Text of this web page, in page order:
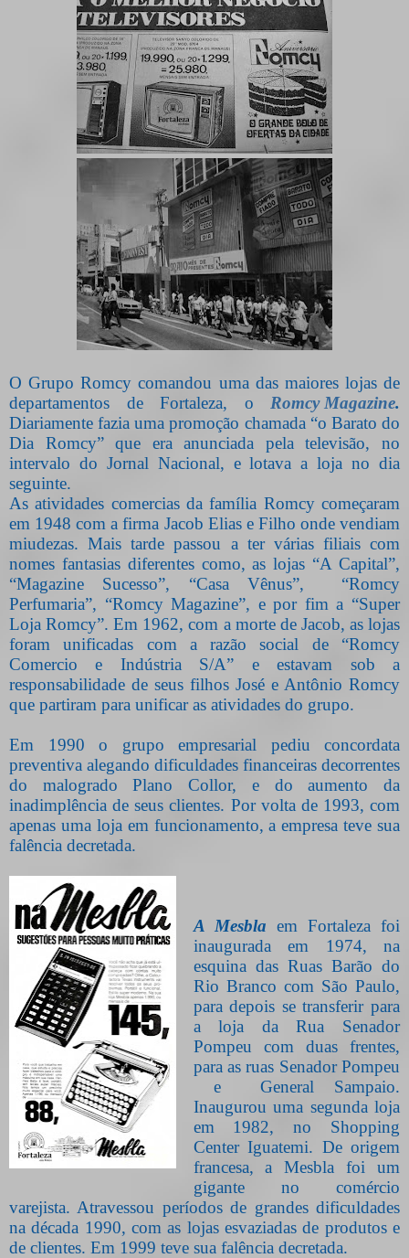
O Grupo Romcy comandou uma das maiores lojas de
departamentos de Fortaleza, o Romcy Magazine.
Diariamente fazia uma promoção chamada “o Barato do
Dia Romcy” que era anunciada pela televisão, no
intervalo do Jornal Nacional, e lotava a loja no dia
seguinte.
As atividades comercias da família Romcy começaram
em 1948 com a firma Jacob Elias e Filho onde vendiam
miudezas. Mais tarde passou a ter várias filiais com
nomes fantasias diferentes como, as lojas “A Capital”,
“Magazine Sucesso”, “Casa Vênus”,
“Romcy
Perfumaria”, “Romcy Magazine”, e por fim a “Super
Loja Romcy”. Em 1962, com a morte de Jacob, as lojas
foram unificadas com a razão social de “Romcy
Comercio e Indústria S/A” e estavam sob a
responsabilidade de seus filhos José e Antônio Romcy
que partiram para unificar as atividades do grupo.
Em 1990 o grupo empresarial pediu concordata
preventiva alegando dificuldades financeiras decorrentes
do malogrado Plano Collor, e do aumento da
inadimplência de seus clientes. Por volta de 1993, com
apenas uma loja em funcionamento, a empresa teve sua
falência decretada.
A Mesbla em Fortaleza foi
inaugurada em 1974, na
esquina das Ruas Barão do
Rio Branco com São Paulo,
para depois se transferir para
a loja da Rua Senador
Pompeu com duas frentes,
para as ruas Senador Pompeu
e
General Sampaio.
Inaugurou uma segunda loja
em 1982, no Shopping
Center Iguatemi. De origem
francesa, a Mesbla foi um
gigante no comércio
varejista. Atravessou períodos de grandes dificuldades
na década 1990, com as lojas esvaziadas de produtos e
de clientes. Em 1999 teve sua falência decretada.